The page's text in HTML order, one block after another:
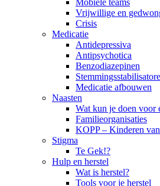
Mobiele teams
Vrijwillige en
Crisis
Medicatie
Antidepressiva
Antipsychotica
Benzodiazepinen
Medicatie afbouwen
Naasten
Wat kun je doen voor
Familieorganisaties
KOPP – Kinderen
Stigma
Te Gek!?
Hulp en herstel
Wat is herstel?
Tools voor je herstel